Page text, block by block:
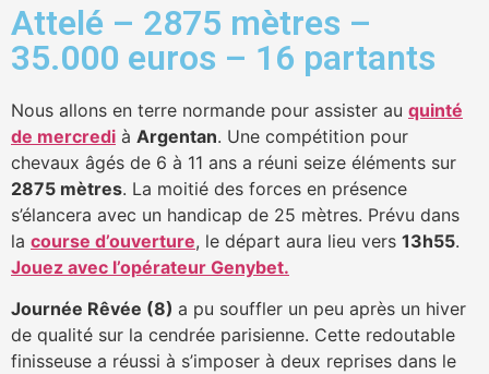
Attelé – 2875 mètres –
35.000 euros – 16 partants
Nous allons en terre normande pour assister au quinté
de mercredi à Argentan. Une compétition pour
chevaux âgés de 6 à 11 ans a réuni seize éléments sur
2875 mètres. La moitié des forces en présence
s’élancera avec un handicap de 25 mètres. Prévu dans
la course d’ouverture, le départ aura lieu vers 13h55.
Jouez avec l’opérateur Genybet.
Journée Rêvée (8) a pu souffler un peu après un hiver
de qualité sur la cendrée parisienne. Cette redoutable
finisseuse a réussi à s’imposer à deux reprises dans le